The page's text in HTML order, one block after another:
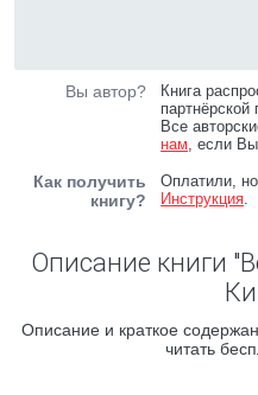
Вы автор?
Книга
Все
нам, если
Как получить
книгу?
Оплатили,
Инструкция.
Описание книги
Описание и краткое
читать